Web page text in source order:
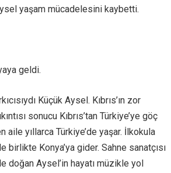
yaşam mücadelesini kaybetti.
geldi.
Küçük Aysel. Kıbrıs’ın zor
sonucu Kıbrıs’tan Türkiye’ye göç
yıllarca Türkiye’de yaşar. İlkokula
birlikte Konya’ya gider. Sahne sanatçısı
Aysel’in hayatı müzikle yol